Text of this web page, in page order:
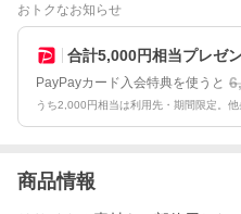
おトクなお知らせ
合計5,000円相当プレゼ
PayPayカード入会特典を使うと
うち2,000円相当は利用先・期間限定。他
商品情報